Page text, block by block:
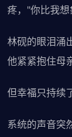
疼，"你比我
林砚的眼泪涌
他紧紧抱住母
但幸福只持续
系统的声音突